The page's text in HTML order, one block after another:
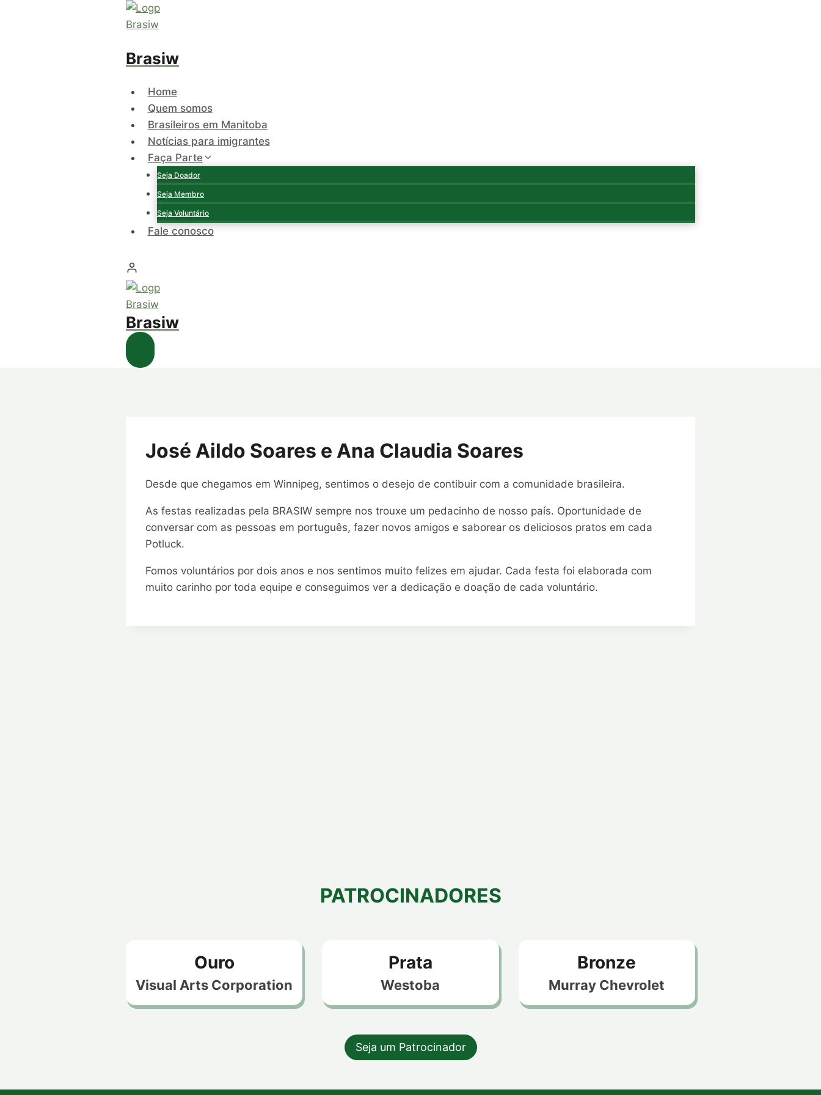
Brasiw
Home
Quem somos
Brasileiros em Manitoba
Notícias para imigrantes
Faça Parte
Seja Doador
Seja Membro
Seja Voluntário
Fale conosco
Brasiw
José Aildo Soares e Ana Claudia Soares
Desde que chegamos em Winnipeg, sentimos o desejo de contibuir com a comunidade brasileira.
As festas realizadas pela BRASIW sempre nos trouxe um pedacinho de nosso país. Oportunidade de
conversar com as pessoas em português, fazer novos amigos e saborear os deliciosos pratos em cada
Potluck.
Fomos voluntários por dois anos e nos sentimos muito felizes em ajudar. Cada festa foi elaborada com
muito carinho por toda equipe e conseguimos ver a dedicação e doação de cada voluntário.
PATROCINADORES
Ouro
Visual Arts Corporation
Prata
Westoba
Bronze
Murray Chevrolet
Seja um Patrocinador